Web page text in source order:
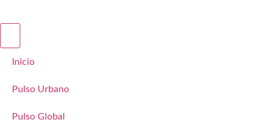
Inicio
Pulso Urbano
Pulso Global